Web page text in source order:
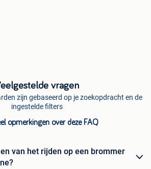
vragen
zijn gebaseerd op je zoekopdracht en de
ingestelde filters
opmerkingen over deze FAQ
van het rijden op een brommer